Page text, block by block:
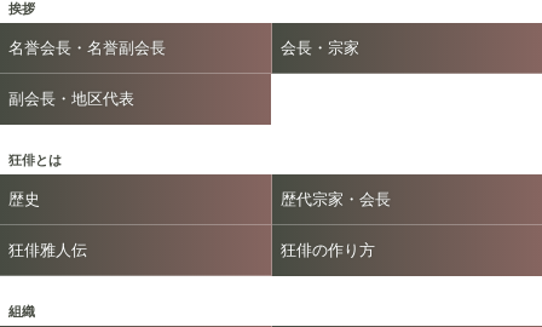
挨拶
名誉会長・名誉副会長 会長・宗家
副会長・地区代表
狂俳とは
歴史 歴代宗家・会長
狂俳雅人伝 狂俳の作り方
組織